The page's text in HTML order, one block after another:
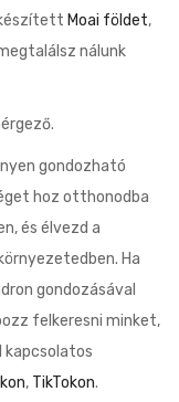
Moai földet,
nálunk
gondozható
hoz otthonodba
és élvezd a
Ha
gondozásával
felkeresni minket,
kapcsolatos
, TikTokon.